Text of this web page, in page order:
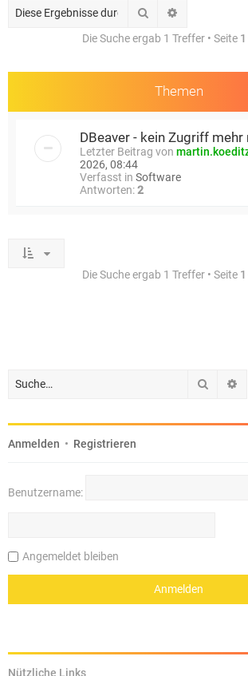
Suche
Die Suche ergab 1 Treffer • Seite 1
Themen
DBeaver - kein Zugriff mehr
Letzter Beitrag von
2026, 08:44
Verfasst in Software
Antworten:2
Die Suche ergab 1 Treffer • Seite 1
Suche
Anmelden • Registrieren
Benutzername:
Angemeldet bleiben
Nützliche Links